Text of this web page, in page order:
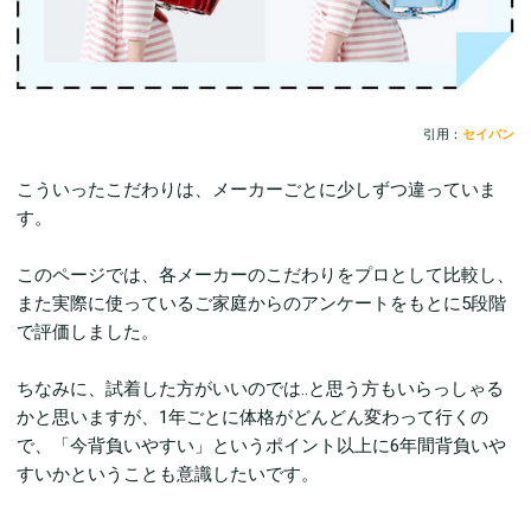
引用： セイバン
こういったこだわりは、メーカーごとに少しずつ違っていま
す。
このページでは、各メーカーのこだわりをプロとして比較し、
また実際に使っているご家庭からのアンケートをもとに5段階
で評価しました。
ちなみに、試着した方がいいのでは..と思う方もいらっしゃる
かと思いますが、1年ごとに体格がどんどん変わって行くの
で、「今背負いやすい」というポイント以上に6年間背負いや
すいかということも意識したいです。